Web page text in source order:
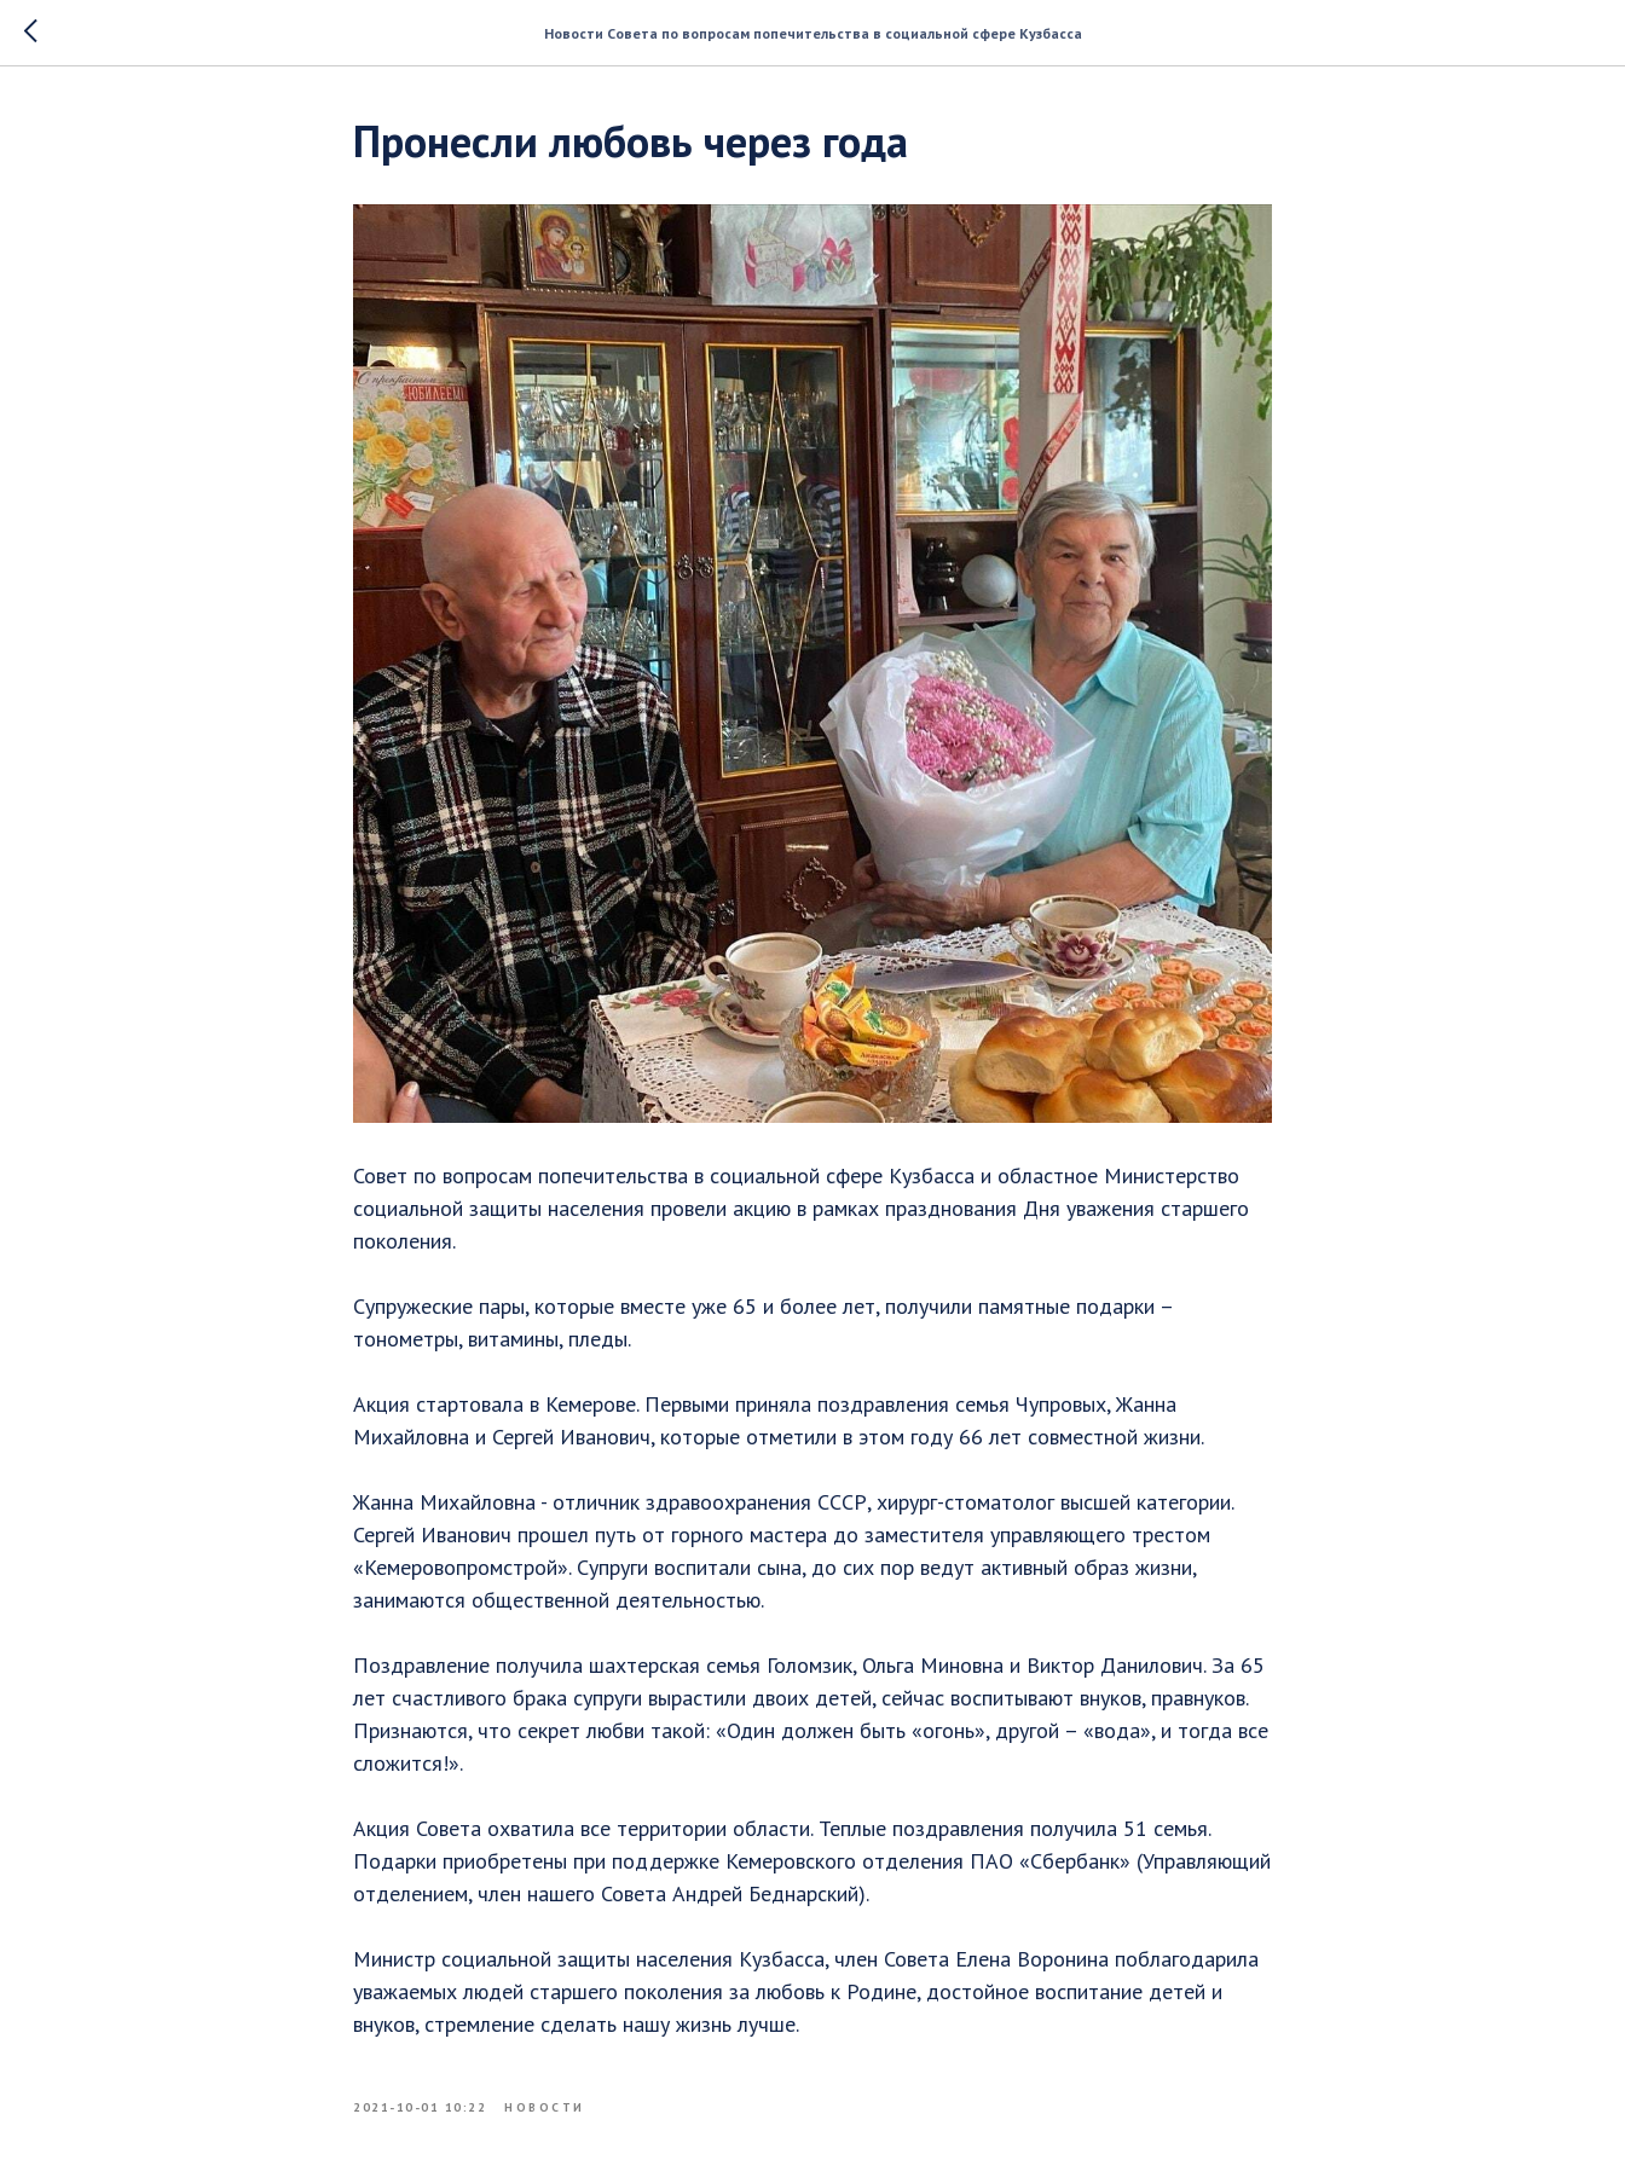
Новости Совета по вопросам попечительства в социальной сфере Кузбасса
Пронесли любовь через года
Совет по вопросам попечительства в социальной сфере Кузбасса и областное Министерство
социальной защиты населения провели акцию в рамках празднования Дня уважения старшего
поколения.
Супружеские пары, которые вместе уже 65 и более лет, получили памятные подарки –
тонометры, витамины, пледы.
Акция стартовала в Кемерове. Первыми приняла поздравления семья Чупровых, Жанна
Михайловна и Сергей Иванович, которые отметили в этом году 66 лет совместной жизни.
Жанна Михайловна - отличник здравоохранения СССР, хирург-стоматолог высшей категории.
Сергей Иванович прошел путь от горного мастера до заместителя управляющего трестом
«Кемеровопромстрой». Супруги воспитали сына, до сих пор ведут активный образ жизни,
занимаются общественной деятельностью.
Поздравление получила шахтерская семья Голомзик, Ольга Миновна и Виктор Данилович. За 65
лет счастливого брака супруги вырастили двоих детей, сейчас воспитывают внуков, правнуков.
Признаются, что секрет любви такой: «Один должен быть «огонь», другой – «вода», и тогда все
сложится!».
Акция Совета охватила все территории области. Теплые поздравления получила 51 семья.
Подарки приобретены при поддержке Кемеровского отделения ПАО «Сбербанк» (Управляющий
отделением, член нашего Совета Андрей Беднарский).
Министр социальной защиты населения Кузбасса, член Совета Елена Воронина поблагодарила
уважаемых людей старшего поколения за любовь к Родине, достойное воспитание детей и
внуков, стремление сделать нашу жизнь лучше.
2021-10-01 10:22 НОВОСТИ